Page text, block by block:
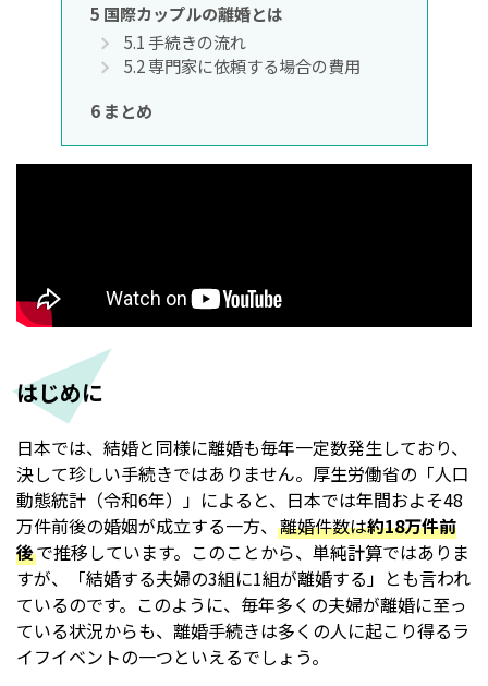
5 国際カップルの離婚とは
5.1手続きの流れ
5.2専門家に依頼する場合の費用
6 まとめ
はじめに
日本では、結婚と同様に離婚も毎年一定数発生しており、
決して珍しい手続きではありません。厚生労働省の「人口
動態統計（令和6年）」によると、日本では年間およそ48
万件前後の婚姻が成立する一方、 離婚件数は約18万件前
後で推移しています。このことから、単純計算ではありま
すが、「結婚する夫婦の3組に1組が離婚する」とも言われ
ているのです。このように、毎年多くの夫婦が離婚に至っ
ている状況からも、離婚手続きは多くの人に起こり得るラ
イフイベントの一つといえるでしょう。